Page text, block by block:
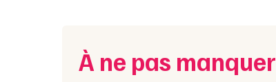
À ne pas manquer